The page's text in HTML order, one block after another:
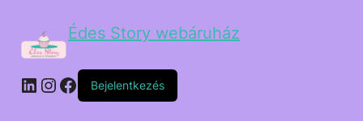
Édes Story webáruház
Bejelentkezés